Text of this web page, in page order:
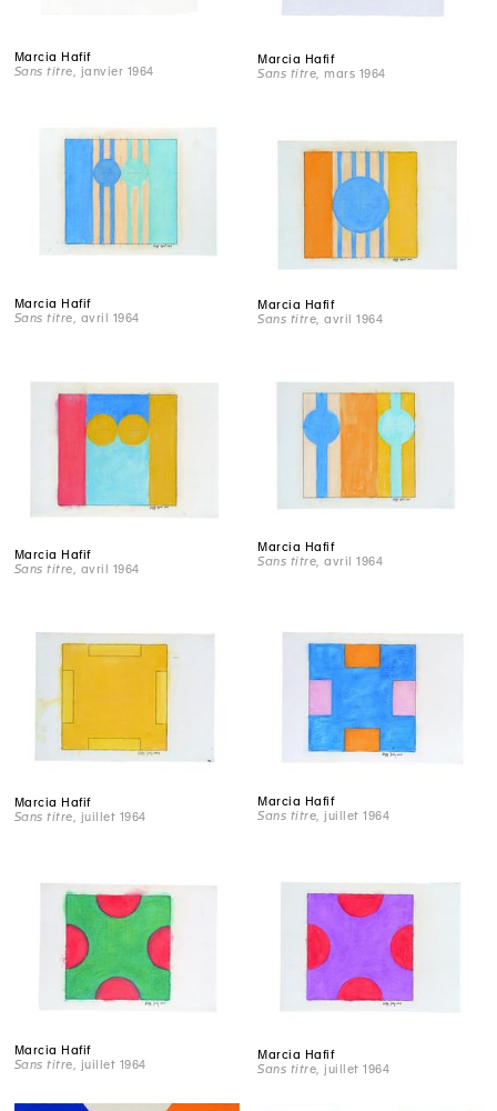
Marcia Hafif
Sans titre , janvier 1964
Marcia Hafif
Sans titre , mars 1964
Marcia Hafif
Sans titre , avril 1964
Marcia Hafif
Sans titre , avril 1964
Marcia Hafif
Sans titre , avril 1964
Marcia Hafif
Sans titre , avril 1964
Marcia Hafif
Sans titre , juillet 1964
Marcia Hafif
Sans titre , juillet 1964
Marcia Hafif
Sans titre , juillet 1964
Marcia Hafif
Sans titre , juillet 1964